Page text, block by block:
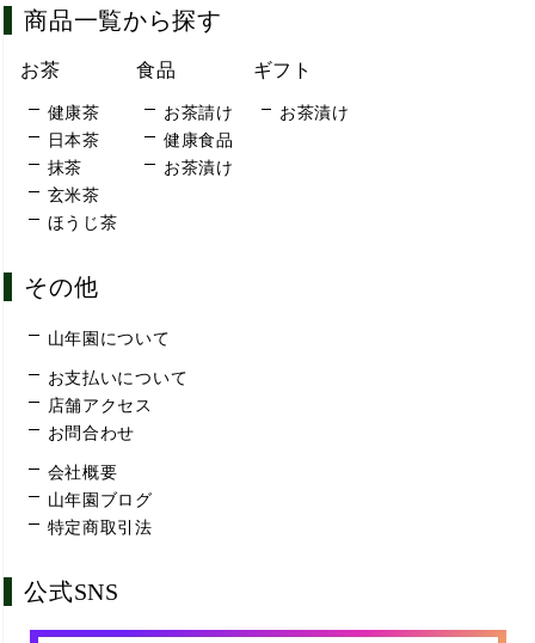
商品一覧から探す
お茶
健康茶
日本茶
抹茶
玄米茶
ほうじ茶
食品
お茶請け
健康食品
お茶漬け
ギフト
お茶漬け
その他
山年園について
お支払いについて
店舗アクセス
お問合わせ
会社概要
山年園ブログ
特定商取引法
公式SNS